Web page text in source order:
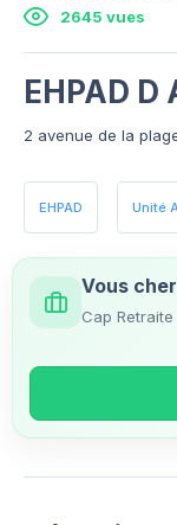
2645 vues
EHPAD D
2 avenue de la
EHPAD Unité
Vous
Cap